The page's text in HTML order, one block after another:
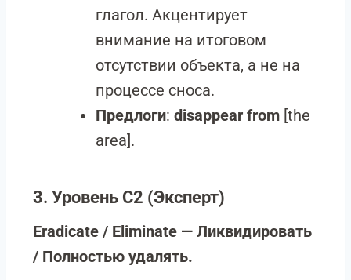
глагол. Акцентирует
внимание на итоговом
отсутствии объекта, а не на
процессе сноса.
Предлоги: disappear from [the
area].
3. Уровень C2 (Эксперт)
Eradicate / Eliminate — Ликвидировать
/ Полностью удалять.